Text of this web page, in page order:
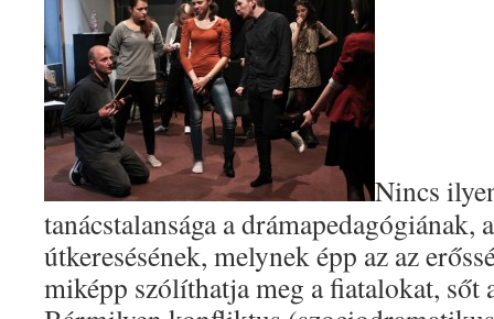
Nincs
tanácstalansága a drámapedagógiának,
útkeresésének, melynek épp az az
miképp szólíthatja meg a fiatalokat, sőt